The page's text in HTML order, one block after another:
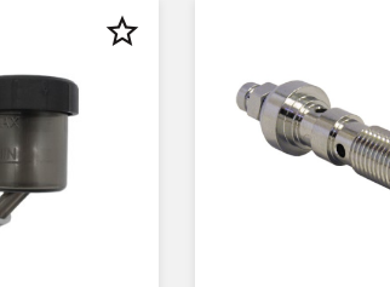
star_border